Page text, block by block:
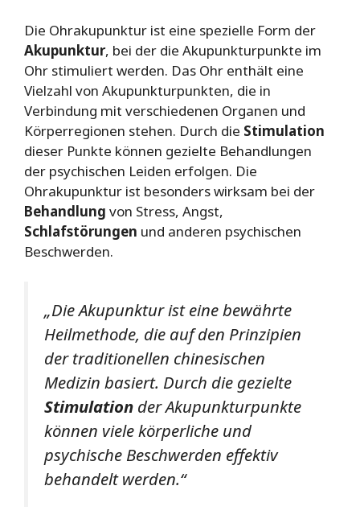
Die Ohrakupunktur ist eine spezielle Form der
Akupunktur, bei der die Akupunkturpunkte im
Ohr stimuliert werden. Das Ohr enthält eine
Vielzahl von Akupunkturpunkten, die in
Verbindung mit verschiedenen Organen und
Körperregionen stehen. Durch die Stimulation
dieser Punkte können gezielte Behandlungen
der psychischen Leiden erfolgen. Die
Ohrakupunktur ist besonders wirksam bei der
Behandlung von Stress, Angst,
Schlafstörungen und anderen psychischen
Beschwerden.
„Die Akupunktur ist eine bewährte
Heilmethode, die auf den Prinzipien
der traditionellen chinesischen
Medizin basiert. Durch die gezielte
Stimulation der Akupunkturpunkte
können viele körperliche und
psychische Beschwerden effektiv
behandelt werden.“